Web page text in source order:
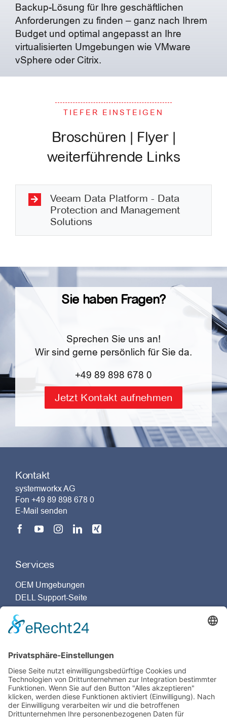
Backup-Lösung für Ihre geschäftlichen
Anforderungen zu finden – ganz nach Ihrem
Budget und optimal angepasst an Ihre
virtualisierten Umgebungen wie VMware
vSphere oder Citrix.
TIEFER EINSTEIGEN
Broschüren | Flyer |
weiterführende Links
Veeam Data Platform - Data
Protection and Management
Solutions
Sie haben Fragen?
Sprechen Sie uns an!
Wir sind gerne persönlich für Sie da.
+49 89 898 678 0
Jetzt Kontakt aufnehmen
Kontakt
systemworkx AG
Fon +49 89 898 678 0
E-Mail senden
Services
OEM Umgebungen
DELL Support-Seite
Unternehmensgruppe